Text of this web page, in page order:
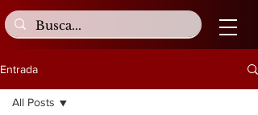
Entrada
All Posts